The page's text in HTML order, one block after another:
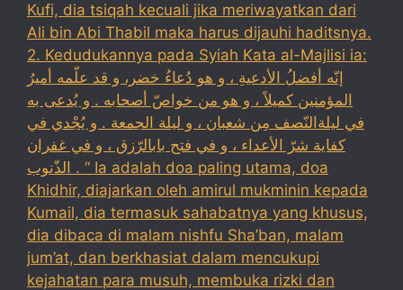
Kufi, dia tsiqah kecuali jika meriwayatkan dari
Ali bin Abi Thabil maka harus dijauhi haditsnya.
2. Kedudukannya pada Syiah Kata al-Majlisi ia:
إنّه أفضلُ الأدعيةِ ، و هو دُعاءُ خضر، و قد علّمه أميرُ
المؤمنين كميلاً ، و هو من خواصّ أصحابه . و يُدعى به
في ليلةالنّصف مِن شعبان ، و ليلة الجمعة . و يُجْدي في
كفاية شرّ الأعداء ، و في فتح بابالرّزق ، و في غفران
الذّنوب . “ Ia adalah doa paling utama, doa
Khidhir, diajarkan oleh amirul mukminin kepada
Kumail, dia termasuk sahabatnya yang khusus,
dia dibaca di malam nishfu Sha’ban, malam
jum’at, dan berkhasiat dalam mencukupi
kejahatan para musuh, membuka rizki dan